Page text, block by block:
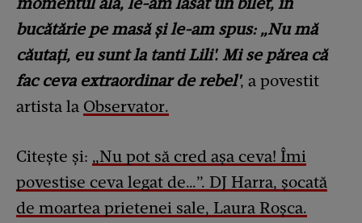
bucătărie pe masă şi le-am spus: „Nu mă
căutaţi, eu sunt la tanti Lili'. Mi se părea că
fac ceva extraordinar de rebel', a povestit
artista la Observator.
Citește și: „Nu pot să cred așa ceva! Îmi
povestise ceva legat de…”. DJ Harra, șocată
de moartea prietenei sale, Laura Roșca.